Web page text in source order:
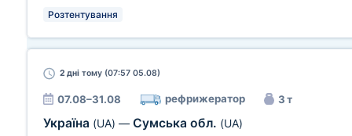
Розтентування
2 дні тому (07:57 05.08)
07.08–31.08 рефрижератор 3 т
Україна (UA) — Сумська обл. (UA)